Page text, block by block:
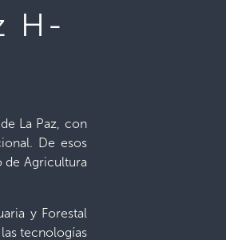
H-
La Paz, con
De esos
de Agricultura
y Forestal
tecnologías